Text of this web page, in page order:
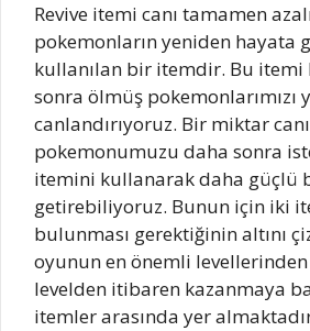
Revive itemi canı tamamen
pokemonların yeniden hayata
kullanılan bir itemdir. Bu itemi
sonra ölmüş pokemonlarımızı
canlandırıyoruz. Bir miktar
pokemonumuzu daha sonra
itemini kullanarak daha güçlü
getirebiliyoruz. Bunun için iki
bulunması gerektiğinin altını
oyunun en önemli
levelden itibaren kazanmaya
itemler arasında yer